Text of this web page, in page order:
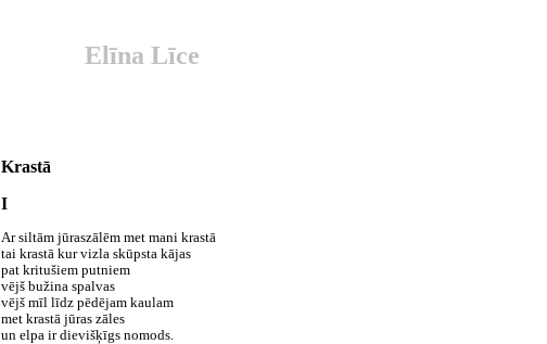
Elīna Līce
Krastā
I
Ar siltām jūraszālēm met mani krastā
tai krastā kur vizla skūpsta kājas
pat kritušiem putniem
vējš bužina spalvas
vējš mīl līdz pēdējam kaulam
met krastā jūras zāles
un elpa ir dievišķīgs nomods.